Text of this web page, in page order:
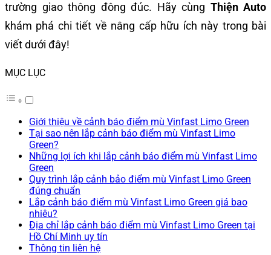
trường giao thông đông đúc. Hãy cùng Thiện Auto
khám phá chi tiết về nâng cấp hữu ích này trong bài
viết dưới đây!
MỤC LỤC
Giới thiệu về cảnh báo điểm mù Vinfast Limo Green
Tại sao nên lắp cảnh báo điểm mù Vinfast Limo
Green?
Những lợi ích khi lắp cảnh báo điểm mù Vinfast Limo
Green
Quy trình lắp cảnh bảo điểm mù Vinfast Limo Green
đúng chuẩn
Lắp cảnh báo điểm mù Vinfast Limo Green giá bao
nhiêu?
Địa chỉ lắp cảnh báo điểm mù Vinfast Limo Green tại
Hồ Chí Minh uy tín
Thông tin liên hệ